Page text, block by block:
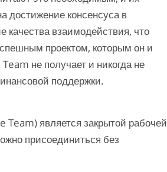
достижение консенсуса в
взаимодействия, что
проектом, которым он и
не получает и никогда не
поддержки.
Team) является закрытой рабочей
присоединиться без